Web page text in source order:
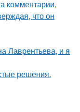
комментарии,
что он
Лаврентьева, и я
решения.